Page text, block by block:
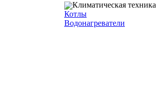
Климатическая техника
Котлы
Водонагреватели